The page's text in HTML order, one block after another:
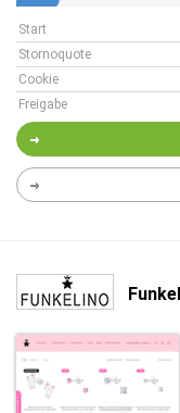
Start
Stornoquote
Cookie
Freigabe